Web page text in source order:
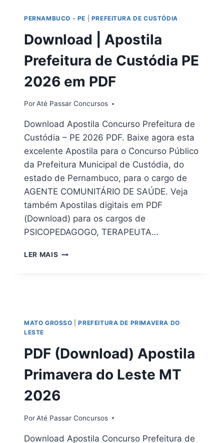
2026
PERNAMBUCO - PE PREFEITURA DE CUSTÓDIA
Download | Apostila
Prefeitura de Custódia PE
2026 em PDF
PorAté Passar Concursos
Download Apostila Concurso Prefeitura de
Custódia – PE 2026 PDF. Baixe agora esta
excelente Apostila para o Concurso Público
da Prefeitura Municipal de Custódia, do
estado de Pernambuco, para o cargo de
AGENTE COMUNITÁRIO DE SAÚDE. Veja
também Apostilas digitais em PDF
(Download) para os cargos de
PSICOPEDAGOGO, TERAPEUTA…
LER MAIS DOWNLOAD
2026
PDF
MATO GROSSO |PREFEITURA DE PRIMAVERA DO
LESTE
PDF (Download) Apostila
Primavera do Leste MT
2026
PorAté Passar Concursos
Download Apostila Concurso Prefeitura de